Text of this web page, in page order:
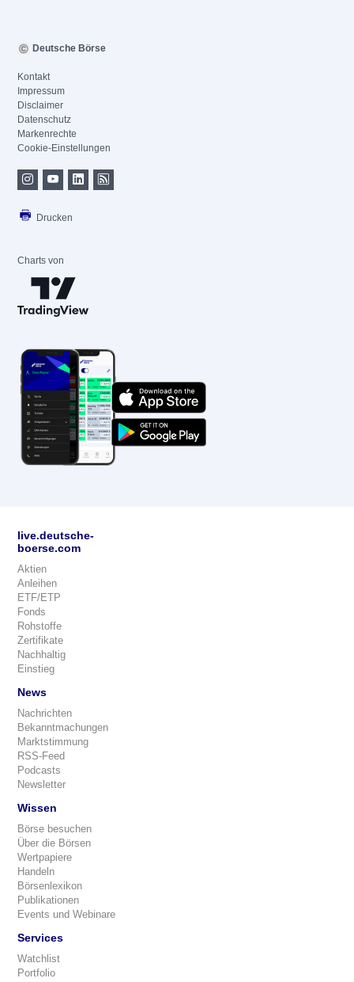
Deutsche Börse
Kontakt
Impressum
Disclaimer
Datenschutz
Markenrechte
Cookie-Einstellungen
Drucken
Charts von
live.deutsche-
boerse.com
Aktien
Anleihen
ETF/ETP
Fonds
Rohstoffe
Zertifikate
Nachhaltig
Einstieg
News
Nachrichten
Bekanntmachungen
Marktstimmung
RSS-Feed
Podcasts
Newsletter
Wissen
Börse besuchen
Über die Börsen
Wertpapiere
Handeln
Börsenlexikon
Publikationen
Events und Webinare
Services
Watchlist
Portfolio